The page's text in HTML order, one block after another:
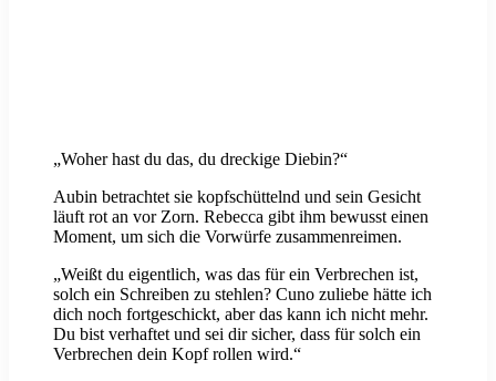
„Woher hast du das, du dreckige Diebin?“
Aubin betrachtet sie kopfschüttelnd und sein Gesicht
läuft rot an vor Zorn. Rebecca gibt ihm bewusst einen
Moment, um sich die Vorwürfe zusammenreimen.
„Weißt du eigentlich, was das für ein Verbrechen ist,
solch ein Schreiben zu stehlen? Cuno zuliebe hätte ich
dich noch fortgeschickt, aber das kann ich nicht mehr.
Du bist verhaftet und sei dir sicher, dass für solch ein
Verbrechen dein Kopf rollen wird.“